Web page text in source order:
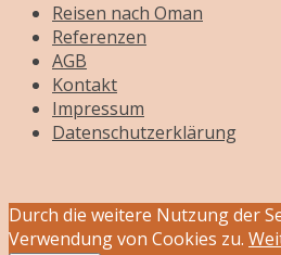
Reisen nach Oman
Referenzen
AGB
Kontakt
Impressum
Datenschutzerklärung
Durch die weitere Nutzung der
Verwendung von Cookies zu.